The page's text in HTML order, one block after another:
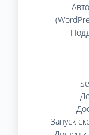
Запуск